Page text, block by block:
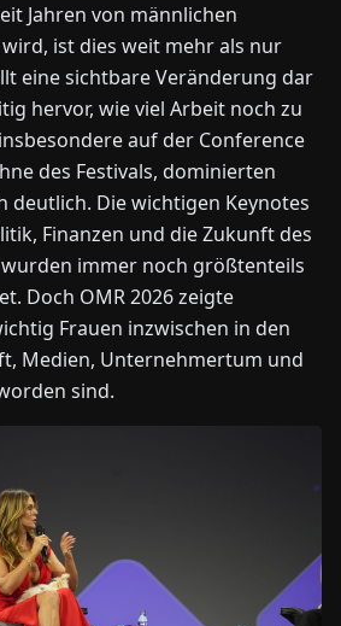
Jahren von männlichen
ist dies weit mehr als nur
eine sichtbare Veränderung dar
hervor, wie viel Arbeit noch zu
auf der Conference
des Festivals, dominierten
deutlich. Die wichtigen Keynotes
Finanzen und die Zukunft des
immer noch größtenteils
Doch OMR 2026 zeigte
Frauen inzwischen in den
Medien, Unternehmertum und
sind.